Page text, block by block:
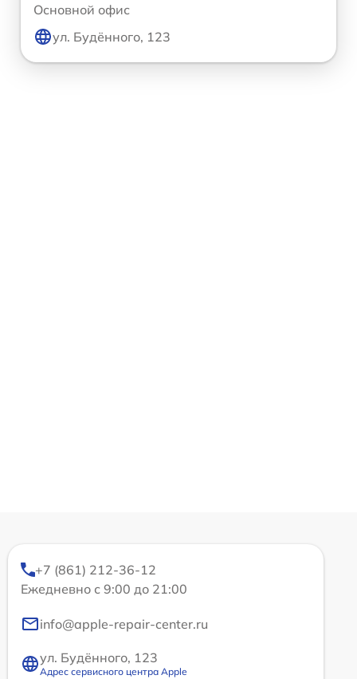
Основной офис
ул. Будённого, 123
+7 (861) 212-36-12
Ежедневно с 9:00 до 21:00
info@apple-repair-center.ru
ул. Будённого, 123
Адрес сервисного центра Apple